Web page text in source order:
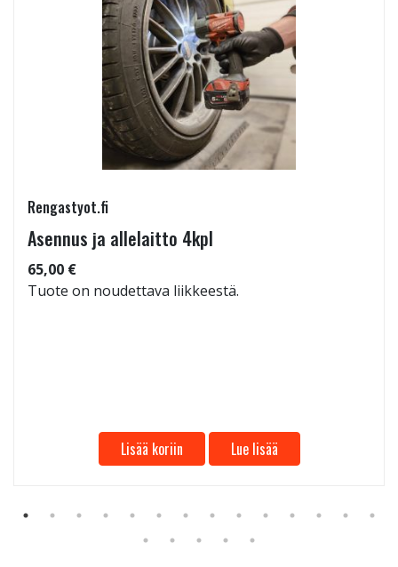
Rengastyot.fi
Asennus ja allelaitto 4kpl
65,00 €
Tuote on noudettava liikkeestä.
Lisää koriin Lue lisää